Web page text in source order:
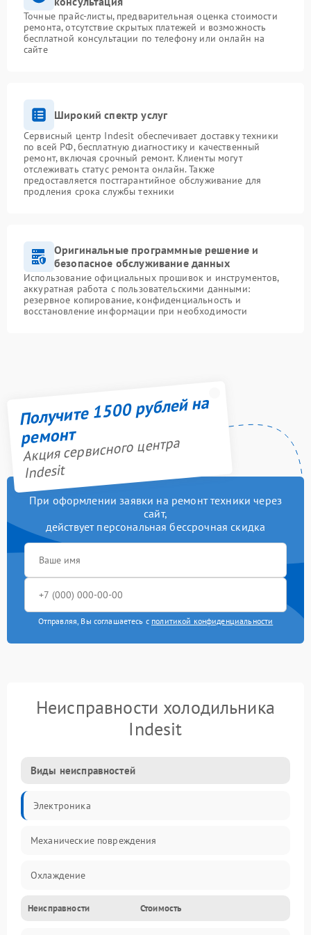
Точные прайс-листы, предварительная оценка стоимости
ремонта, отсутствие скрытых платежей и возможность
бесплатной консультации по телефону или онлайн на
сайте
Широкий спектр услуг
Сервисный центр Indesit обеспечивает доставку техники
по всей РФ, бесплатную диагностику и качественный
ремонт, включая срочный ремонт. Клиенты могут
отслеживать статус ремонта онлайн. Также
предоставляется постгарантийное обслуживание для
продления срока службы техники
Оригинальные программные решение и
безопасное обслуживание данных
Использование официальных прошивок и инструментов,
аккуратная работа с пользовательскими данными:
резервное копирование, конфиденциальность и
восстановление информации при необходимости
Получите 1500 рублей на
ремонт
Акция сервисного центра
Indesit
При оформлении заявки на ремонт техники через
сайт,
действует персональная бессрочная скидка
Отправляя, Вы соглашаетесь с политикой конфиденциальности
Неисправности холодильника
Indesit
Виды неисправностей
Электроника
Механические повреждения
Охлаждение
Механика
Неисправности Стоимость